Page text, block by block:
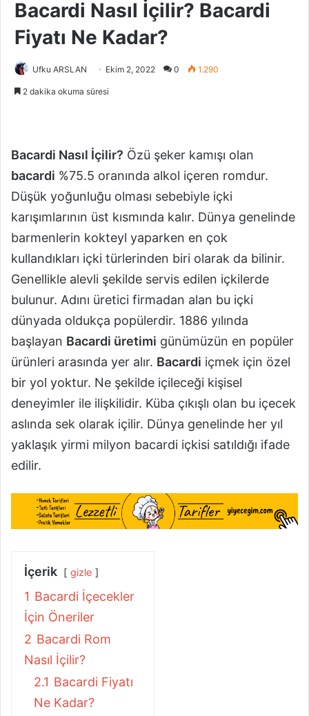
Bacardi Nasıl İçilir? Bacardi
Fiyatı Ne Kadar?
Ufku ARSLAN Ekim 2, 2022 0 1.290
2 dakika okuma süresi
Bacardi Nasıl İçilir? Özü şeker kamışı olan
bacardi %75.5 oranında alkol içeren romdur.
Düşük yoğunluğu olması sebebiyle içki
karışımlarının üst kısmında kalır. Dünya genelinde
barmenlerin kokteyl yaparken en çok
kullandıkları içki türlerinden biri olarak da bilinir.
Genellikle alevli şekilde servis edilen içkilerde
bulunur. Adını üretici firmadan alan bu içki
dünyada oldukça popülerdir. 1886 yılında
başlayan Bacardi üretimi günümüzün en popüler
ürünleri arasında yer alır. Bacardi içmek için özel
bir yol yoktur. Ne şekilde içileceği kişisel
deneyimler ile ilişkilidir. Küba çıkışlı olan bu içecek
aslında sek olarak içilir. Dünya genelinde her yıl
yaklaşık yirmi milyon bacardi içkisi satıldığı ifade
edilir.
İçerik gizle
1 Bacardi İçecekler
İçin Öneriler
2 Bacardi Rom
Nasıl İçilir?
2.1 Bacardi Fiyatı
Ne Kadar?